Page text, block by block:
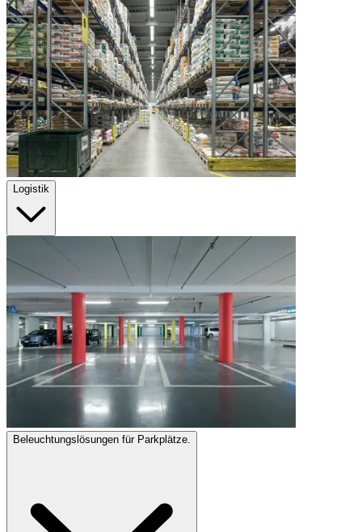
Logistik
Beleuchtungslösungen für Parkplätze.